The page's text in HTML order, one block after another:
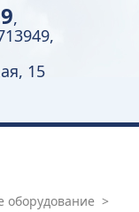
,
15
оборудование >